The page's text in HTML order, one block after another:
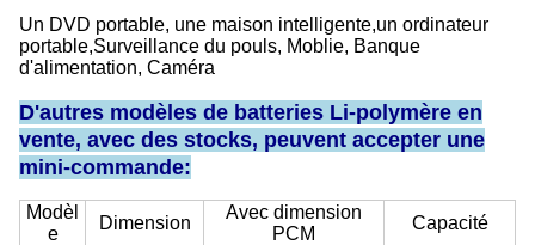
Un DVD portable, une maison intelligente,un ordinateur
portable,Surveillance du pouls, Moblie, Banque
d'alimentation, Caméra
D'autres modèles de batteries Li-polymère en
vente, avec des stocks, peuvent accepter une
mini-commande:
Modèl
e
Dimension
Avec dimension
PCM
Capacité